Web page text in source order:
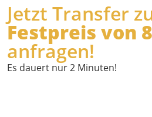
Jetzt Transfer
Festpreis von
anfragen!
Es dauert nur 2 Minuten!